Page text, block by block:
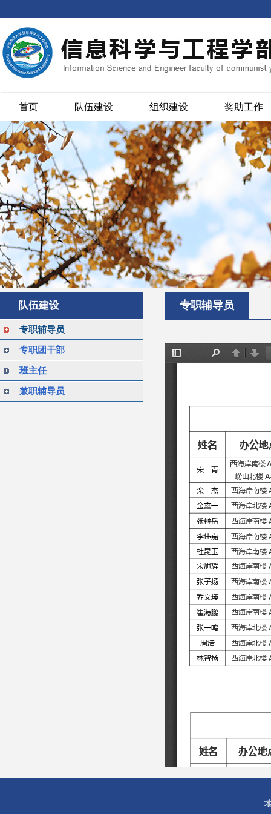
首页 队伍建设 组织建设 奖助工作
队伍建设
专职辅导员
专职团干部
班主任
兼职辅导员
专职辅导员